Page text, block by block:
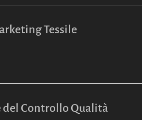
Tessile
del Controllo Qualità